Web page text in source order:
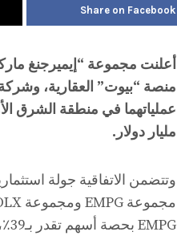
Share on Facebook
عملياتهما في منطقة الشرق
مليار دولار.
EMPG بحصة أسهم تقدر بـ39٪، بحسب ما ذكرته وكالة الأنباء الإماراتية.